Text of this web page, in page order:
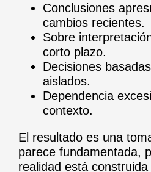
Conclusiones
cambios recientes.
Sobre
corto plazo.
Decisiones
aislados.
Dependencia
contexto.
El resultado es una
parece fundamentada,
realidad está